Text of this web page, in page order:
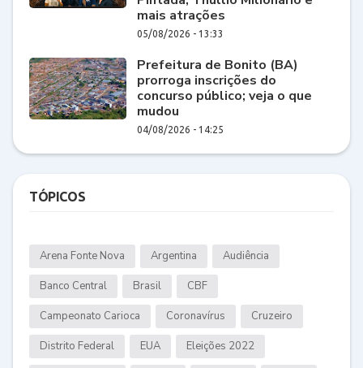
mais atrações
05/08/2026 - 13:33
Prefeitura de Bonito (BA)
prorroga inscrições do
concurso público; veja o que
mudou
04/08/2026 - 14:25
TÓPICOS
Arena Fonte Nova Argentina Audiência
Banco Central Brasil CBF
Campeonato Carioca Coronavírus Cruzeiro
Distrito Federal EUA Eleições 2022